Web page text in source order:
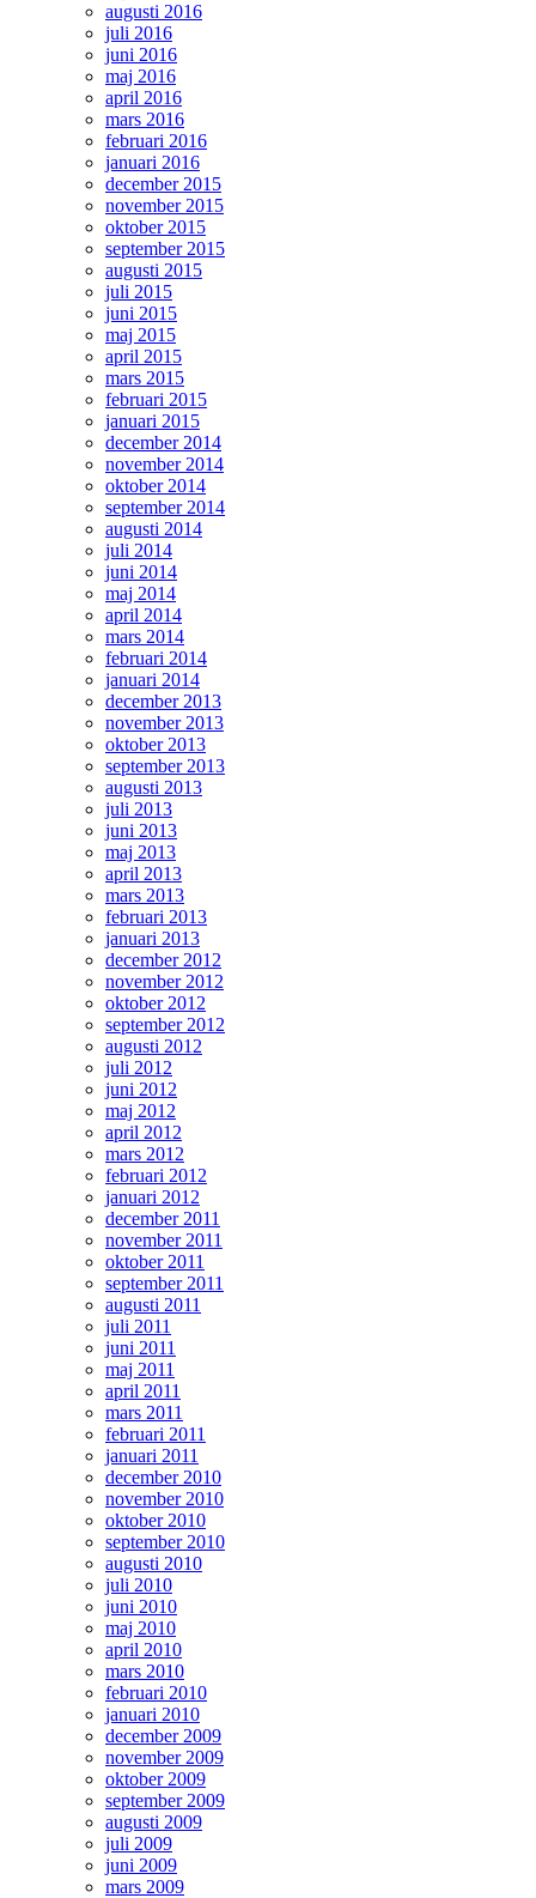
augusti 2016
juli 2016
juni 2016
maj 2016
april 2016
mars 2016
februari 2016
januari 2016
december 2015
november 2015
oktober 2015
september 2015
augusti 2015
juli 2015
juni 2015
maj 2015
april 2015
mars 2015
februari 2015
januari 2015
december 2014
november 2014
oktober 2014
september 2014
augusti 2014
juli 2014
juni 2014
maj 2014
april 2014
mars 2014
februari 2014
januari 2014
december 2013
november 2013
oktober 2013
september 2013
augusti 2013
juli 2013
juni 2013
maj 2013
april 2013
mars 2013
februari 2013
januari 2013
december 2012
november 2012
oktober 2012
september 2012
augusti 2012
juli 2012
juni 2012
maj 2012
april 2012
mars 2012
februari 2012
januari 2012
december 2011
november 2011
oktober 2011
september 2011
augusti 2011
juli 2011
juni 2011
maj 2011
april 2011
mars 2011
februari 2011
januari 2011
december 2010
november 2010
oktober 2010
september 2010
augusti 2010
juli 2010
juni 2010
maj 2010
april 2010
mars 2010
februari 2010
januari 2010
december 2009
november 2009
oktober 2009
september 2009
augusti 2009
juli 2009
juni 2009
mars 2009